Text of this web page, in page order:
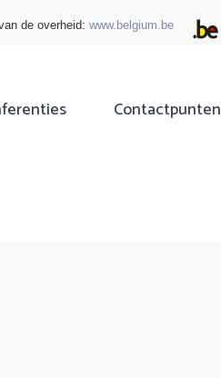
de overheid: www.belgium.be
Contactpunten